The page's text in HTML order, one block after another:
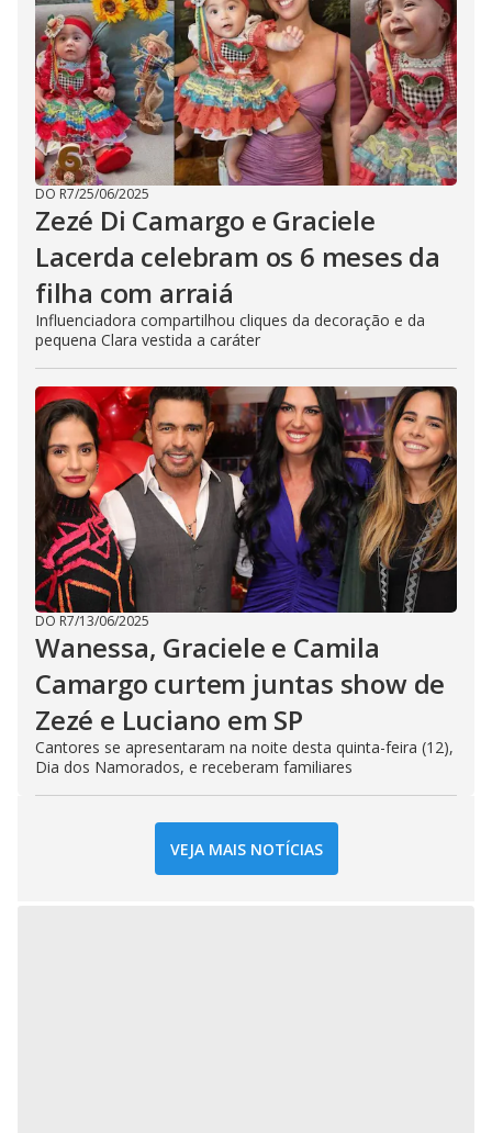
DO R7/25/06/2025
Zezé Di Camargo e Graciele
Lacerda celebram os 6 meses da
filha com arraiá
Influenciadora compartilhou cliques da decoração e da
pequena Clara vestida a caráter
DO R7/13/06/2025
Wanessa, Graciele e Camila
Camargo curtem juntas show de
Zezé e Luciano em SP
Cantores se apresentaram na noite desta quinta-feira (12),
Dia dos Namorados, e receberam familiares
VEJA MAIS NOTÍCIAS